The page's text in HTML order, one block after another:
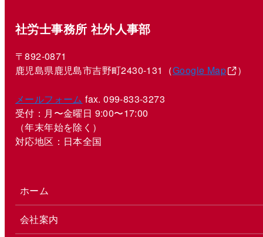
社労士事務所 社外人事部
〒892-0871
鹿児島県鹿児島市吉野町2430-131（Google Map ）
メールフォーム fax. 099-833-3273
受付：月〜金曜日 9:00〜17:00
（年末年始を除く）
対応地区：日本全国
ホーム
会社案内